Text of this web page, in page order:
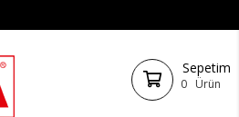
Sepetim
0 Ürün